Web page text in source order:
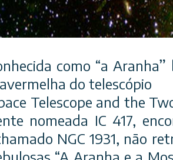
como “a
do telescópio
Telescope and the
nomeada IC 417,
NGC 1931, não